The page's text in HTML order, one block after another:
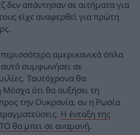
δεν απάντησαν σε αιτήματα για
είχε αναφερθεί για πρώτη
αμερικανικά όπλα
συμφωνήσει σε
Ταυτόχρονα θα
Μόσχα ότι θα αυξήσει τη
την Ουκρανία, αν η Ρωσία
Η ένταξη της
θα μπει σε αναμονή.